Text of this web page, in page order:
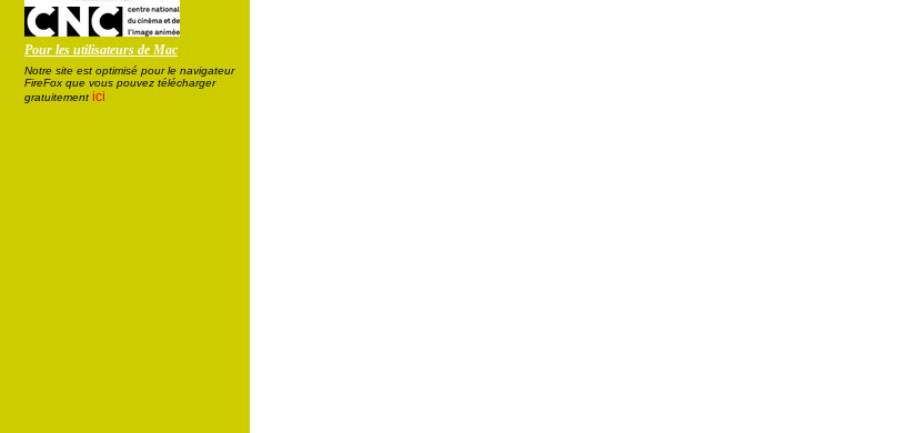
Pour les utilisateurs de Mac
Notre site est optimisé pour le navigateur
FireFox que vous pouvez télécharger
gratuitement ici